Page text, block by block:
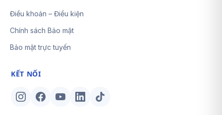
Điều khoản – Điều kiện
Chính sách Bảo mật
Bảo mật trực tuyến
KẾT NỐI